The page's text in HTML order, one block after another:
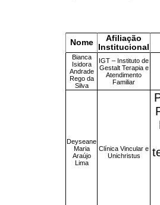
Nome
Afiliação
Institucional
Bianca
Isidora
Andrade
Rego da
Silva
IGT – Instituto de
Gestalt Terapia e
Atendimento
Familiar
Deyseane
Maria
Araújo
Lima
Clínica Vincular e
Unichristus